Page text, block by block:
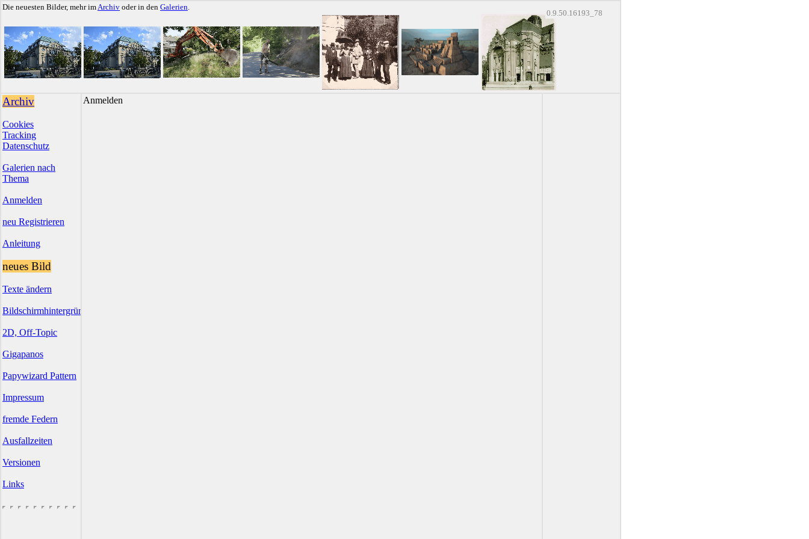
Die neuesten Bilder, mehr imArchiv oder in den Galerien.
0.9.50.16193_78
Archiv
Cookies
Tracking
Datenschutz
Galerien nach
Thema
Anmelden
neu Registrieren
Anleitung
neues Bild
Texte ändern
Bildschirmhintergründe
2D, Off-Topic
Gigapanos
Papywizard Pattern
Impressum
fremde Federn
Ausfallzeiten
Versionen
Links
Anmelden